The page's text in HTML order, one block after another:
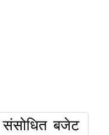
बजेट